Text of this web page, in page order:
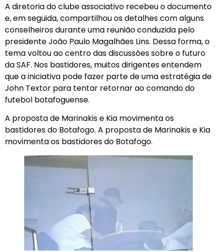
A diretoria do clube associativo recebeu o documento
e, em seguida, compartilhou os detalhes com alguns
conselheiros durante uma reunião conduzida pelo
presidente João Paulo Magalhães Lins. Dessa forma, o
tema voltou ao centro das discussões sobre o futuro
da SAF. Nos bastidores, muitos dirigentes entendem
que a iniciativa pode fazer parte de uma estratégia de
John Textor para tentar retornar ao comando do
futebol botafoguense.
A proposta de Marinakis e Kia movimenta os
bastidores do Botafogo. A proposta de Marinakis e Kia
movimenta os bastidores do Botafogo.